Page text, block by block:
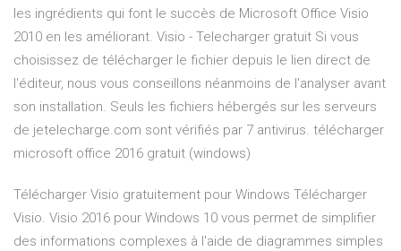
les ingrédients qui font le succès de Microsoft Office Visio
2010 en les améliorant. Visio - Telecharger gratuit Si vous
choisissez de télécharger le fichier depuis le lien direct de
l'éditeur, nous vous conseillons néanmoins de l'analyser avant
son installation. Seuls les fichiers hébergés sur les serveurs
de jetelecharge.com sont vérifiés par 7 antivirus. télécharger
microsoft office 2016 gratuit (windows)
Télécharger Visio gratuitement pour Windows Télécharger
Visio. Visio 2016 pour Windows 10 vous permet de simplifier
des informations complexes à l'aide de diagrammes simples